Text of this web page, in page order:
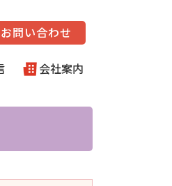
お問い合わせ
会社案内